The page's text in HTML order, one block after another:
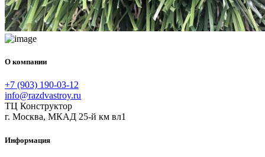
О компании
+7 (903) 190-03-12
info@razdvastroy.ru
ТЦ Конструктор
г. Москва, МКАД 25-й км вл1
Информация